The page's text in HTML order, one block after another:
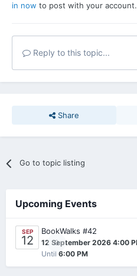
in now to post with your account.
Reply to this topic...
Share
Go to topic listing
Upcoming Events
SEP
12 0
BookWalks #42
12 September 2026 4:00
Until 6:00 PM